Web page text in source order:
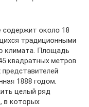
около 18
традиционными
климата. Площадь
квадратных метров.
1888 годом.
целый ряд
в которых